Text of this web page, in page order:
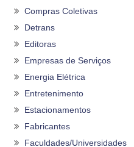
Compras Coletivas
Detrans
Editoras
Empresas de Serviços
Energia Elétrica
Entretenimento
Estacionamentos
Fabricantes
Faculdades/Universidades